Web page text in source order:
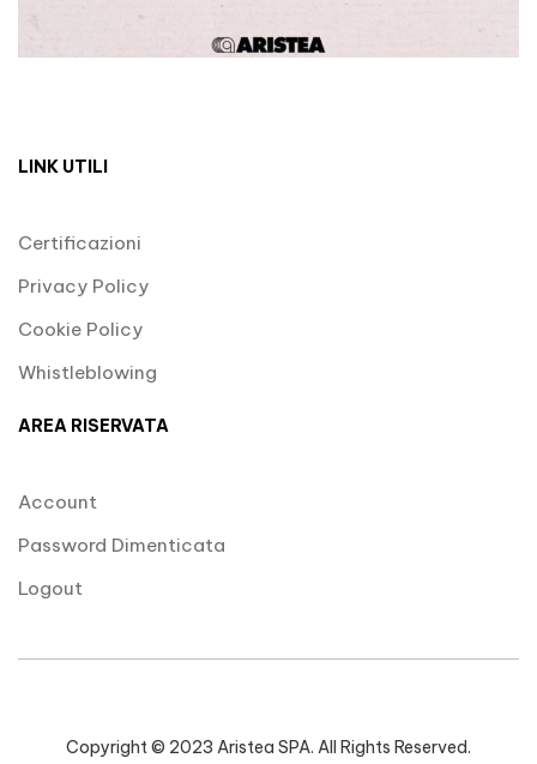
LINK UTILI
Certificazioni
Privacy Policy
Cookie Policy
Whistleblowing
AREA RISERVATA
Account
Password Dimenticata
Logout
Copyright © 2023 Aristea SPA. All Rights Reserved.